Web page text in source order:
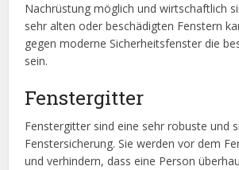
Nachrüstung möglich und wirtschaftlich
sehr alten oder beschädigten Fenstern
gegen moderne Sicherheitsfenster die
sein.
Fenstergitter
Fenstergitter sind eine sehr robuste und
Fenstersicherung. Sie werden vor dem
und verhindern, dass eine Person